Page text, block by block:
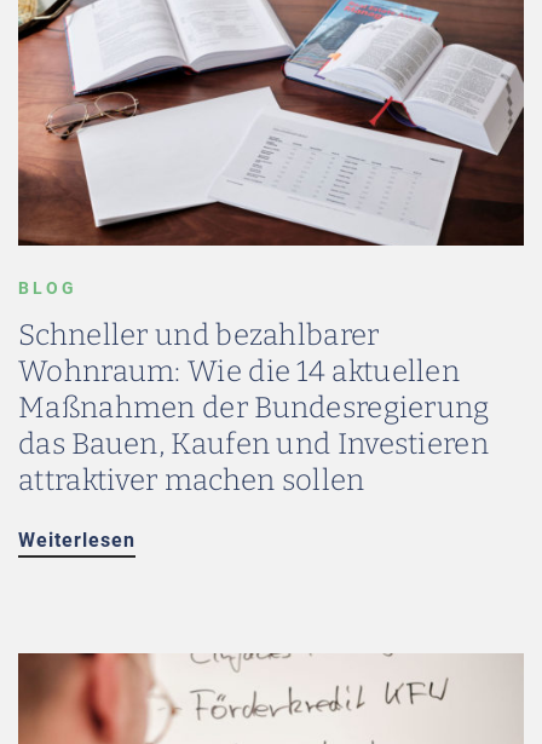
BLOG
Schneller und bezahlbarer
Wohnraum: Wie die 14 aktuellen
Maßnahmen der Bundesregierung
das Bauen, Kaufen und Investieren
attraktiver machen sollen
Weiterlesen